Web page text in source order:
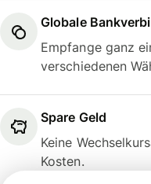
Globale
Empfange ganz
verschiedenen
Spare Geld
Keine
Kosten.